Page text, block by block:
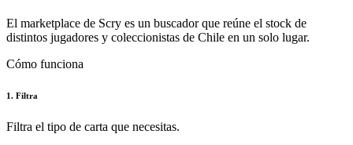
El marketplace de Scry es un buscador que reúne el stock de
distintos jugadores y coleccionistas de Chile en un solo lugar.
Cómo funciona
1. Filtra
Filtra el tipo de carta que necesitas.